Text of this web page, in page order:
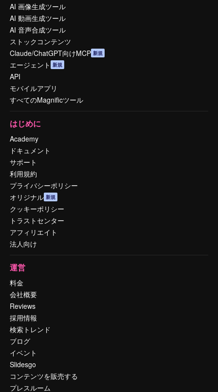
AI 画像生成ツール
AI 動画生成ツール
AI 音声合成ツール
ストックコンテンツ
Claude/ChatGPT向けMCP 新規
エージェント 新規
API
モバイルアプリ
すべてのMagnificツール
はじめに
Academy
ドキュメント
サポート
利用規約
プライバシーポリシー
オリジナル 新規
クッキーポリシー
トラストセンター
アフィリエイト
法人向け
運営
料金
会社概要
Reviews
採用情報
検索トレンド
ブログ
イベント
Slidesgo
コンテンツを販売する
プレスルーム